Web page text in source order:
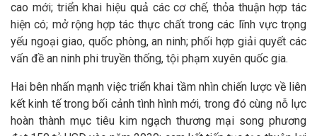
cao mới; triển khai hiệu quả các cơ chế, thỏa thuận hợp tác
hiện có; mở rộng hợp tác thực chất trong các lĩnh vực trọng
yếu ngoại giao, quốc phòng, an ninh; phối hợp giải quyết các
vấn đề an ninh phi truyền thống, tội phạm xuyên quốc gia.
Hai bên nhấn mạnh việc triển khai tầm nhìn chiến lược về liên
kết kinh tế trong bối cảnh tình hình mới, trong đó cùng nỗ lực
hoàn thành mục tiêu kim ngạch thương mại song phương